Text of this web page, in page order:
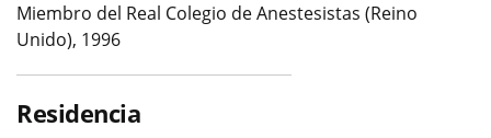
Miembro del Real Colegio de Anestesistas (Reino
Unido), 1996
Residencia